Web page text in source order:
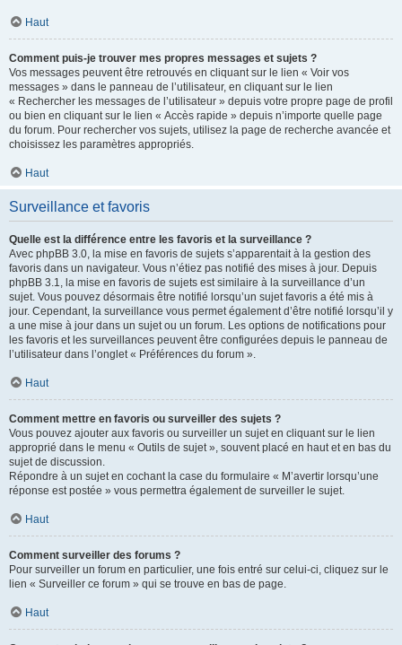
Haut
Comment puis-je trouver mes propres messages et sujets ?
Vos messages peuvent être retrouvés en cliquant sur le lien « Voir vos
messages » dans le panneau de l’utilisateur, en cliquant sur le lien
« Rechercher les messages de l’utilisateur » depuis votre propre page de profil
ou bien en cliquant sur le lien « Accès rapide » depuis n’importe quelle page
du forum. Pour rechercher vos sujets, utilisez la page de recherche avancée et
choisissez les paramètres appropriés.
Haut
Surveillance et favoris
Quelle est la différence entre les favoris et la surveillance ?
Avec phpBB 3.0, la mise en favoris de sujets s’apparentait à la gestion des
favoris dans un navigateur. Vous n’étiez pas notifié des mises à jour. Depuis
phpBB 3.1, la mise en favoris de sujets est similaire à la surveillance d’un
sujet. Vous pouvez désormais être notifié lorsqu’un sujet favoris a été mis à
jour. Cependant, la surveillance vous permet également d’être notifié lorsqu’il y
a une mise à jour dans un sujet ou un forum. Les options de notifications pour
les favoris et les surveillances peuvent être configurées depuis le panneau de
l’utilisateur dans l’onglet « Préférences du forum ».
Haut
Comment mettre en favoris ou surveiller des sujets ?
Vous pouvez ajouter aux favoris ou surveiller un sujet en cliquant sur le lien
approprié dans le menu « Outils de sujet », souvent placé en haut et en bas du
sujet de discussion.
Répondre à un sujet en cochant la case du formulaire « M’avertir lorsqu’une
réponse est postée » vous permettra également de surveiller le sujet.
Haut
Comment surveiller des forums ?
Pour surveiller un forum en particulier, une fois entré sur celui-ci, cliquez sur le
lien « Surveiller ce forum » qui se trouve en bas de page.
Haut